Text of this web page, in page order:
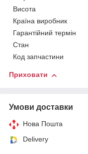
Висота
Країна виробник
Гарантійний термін
Стан
Код запчастини
Приховати
Умови доставки
Нова Пошта
Delivery